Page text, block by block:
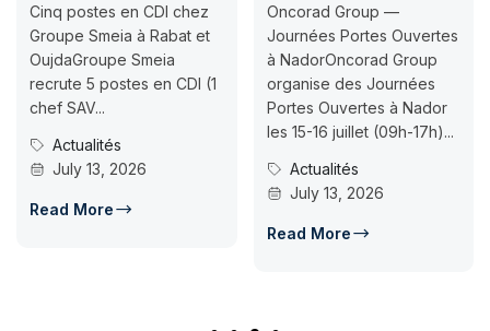
Cinq postes en CDI chez
Groupe Smeia à Rabat et
OujdaGroupe Smeia
recrute 5 postes en CDI (1
chef SAV...
Actualités
July 13, 2026
Read More
Oncorad Group —
Journées Portes Ouvertes
à NadorOncorad Group
organise des Journées
Portes Ouvertes à Nador
les 15-16 juillet (09h-17h)...
Actualités
July 13, 2026
Read More